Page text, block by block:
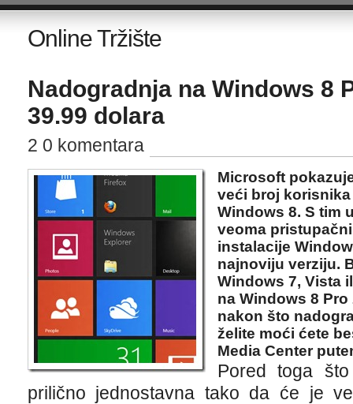
Online Tržište
Nadogradnja na Windows 8
39.99 dolara
2 0 komentara
Microsoft
veći broj
Windows 8. S tim
veoma
instalacije
najnoviju verziju.
Windows 7, Vista
na Windows 8 Pro
nakon što
želite moći ćete
Media Center
Pored toga
prilično jednostavna tako da će je